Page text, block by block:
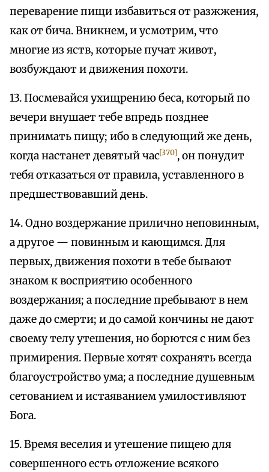
переварение пищи избавиться от разжжения,
как от бича. Вникнем, и усмотрим, что
многие из яств, которые пучат живот,
возбуждают и движения похоти.
13. Посмевайся ухищрению беса, который по
вечери внушает тебе впредь позднее
принимать пищу; ибо в следующий же день,
когда настанет девятый час[370], он понудит
тебя отказаться от правила, уставленного в
предшествовавший день.
14. Одно воздержание прилично неповинным,
а другое — повинным и кающимся. Для
первых, движения похоти в тебе бывают
знаком к восприятию особенного
воздержания; а последние пребывают в нем
даже до смерти; и до самой кончины не дают
своему телу утешения, но борются с ним без
примирения. Первые хотят сохранять всегда
благоустройство ума; а последние душевным
сетованием и истаяванием умилостивляют
Бога.
15. Время веселия и утешение пищею для
совершенного есть отложение всякого